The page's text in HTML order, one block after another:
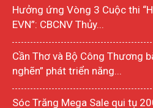
Hưởng ứng Vòng 3 Cuộc thi
EVN”: CBCNV Thủy...
Cần Thơ và Bộ Công Thương
nghẽn” phát triển năng...
Sóc Trăng Mega Sale qui tụ